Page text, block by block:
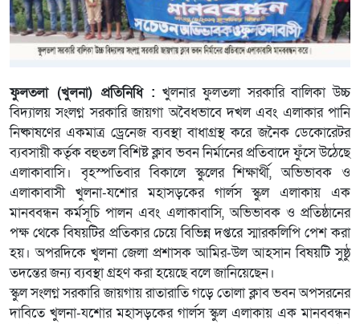
ফুলতলা (খুলনা) প্রতিনিধি : খুলনার ফুলতলা সরকারি বালিকা উচ্চ
বিদ্যালয় সংলগ্ন সরকারি জায়গা অবৈধভাবে দখল এবং এলাকার পানি
নিষ্কাষণের একমাত্র ড্রেনেজ ব্যবস্থা বাধাগ্রস্থ করে জনৈক ডেকোরেটর
ব্যবসায়ী কর্তৃক বহুতল বিশিষ্ট ক্লাব ভবন নির্মানের প্রতিবাদে ফুঁসে উঠেছে
এলাকাবাসি। বৃহস্পতিবার বিকালে স্কুলের শিক্ষার্থী, অভিভাবক ও
এলাকাবাসী খুলনা-যশোর মহাসড়কের গার্লস স্কুল এলাকায় এক
মানববন্ধন কর্মসূচি পালন এবং এলাকাবাসি, অভিভাবক ও প্রতিষ্ঠানের
পক্ষ থেকে বিষয়টির প্রতিকার চেয়ে বিভিন্ন দপ্তরে স্মারকলিপি পেশ করা
হয়। অপরদিকে খুলনা জেলা প্রশাসক আমির-উল আহসান বিষয়টি সুষ্ঠু
তদন্তের জন্য ব্যবস্থা গ্রহণ করা হয়েছে বলে জানিয়েছেন।
স্কুল সংলগ্ন সরকারি জায়গায় রাতারাতি গড়ে তোলা ক্লাব ভবন অপসরনের
দাবিতে খুলনা-যশোর মহাসড়কের গার্লস স্কুল এলাকায় এক মানববন্ধন